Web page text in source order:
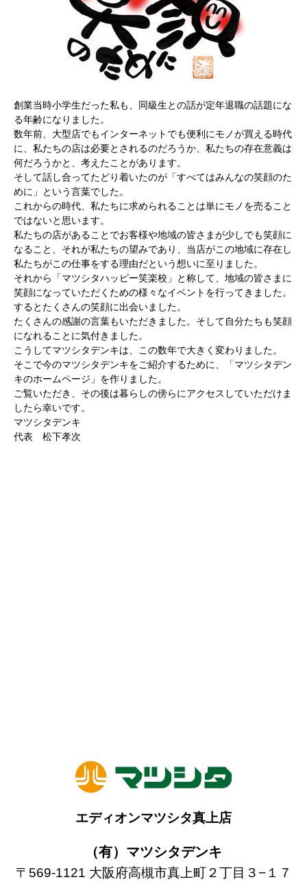
創業当時小学生だった私も、同級生との話が定年退職の話題にな
る年齢になりました。
数年前、大型店でもインターネットでも便利にモノが買える時代
に、私たちの店は必要とされるのだろうか、私たちの存在意義は
何だろうかと、考えたことがあります。
そして話し合ってたどり着いたのが「すべてはみんなの笑顔のた
めに」という言葉でした。
これからの時代、私たちに求められることは単にモノを売ること
ではないと思います。
私たちの店があることでお客様や地域の皆さまが少しでも笑顔に
なること、それが私たちの望みであり、当店がこの地域に存在し
私たちがこの仕事をする理由だという想いに至りました。
それから「マツシタハッピー笑楽校」と称して、地域の皆さまに
笑顔になっていただくための様々なイベントを行ってきました。
するとたくさんの笑顔に出会いました。
たくさんの感謝の言葉もいただきました。そして自分たちも笑顔
になれることに気付きました。
こうしてマツシタデンキは、この数年で大きく変わりました。
そこで今のマツシタデンキをご紹介するために、「マツシタデン
キのホームページ」を作りました。
ご覧いただき、その後は暮らしの傍らにアクセスしていただけま
したら幸いです。
マツシタデンキ
代表 松下孝次
エディオンマツシタ真上店
（有）マツシタデンキ
〒569-1121 大阪府高槻市真上町２丁目３−１７